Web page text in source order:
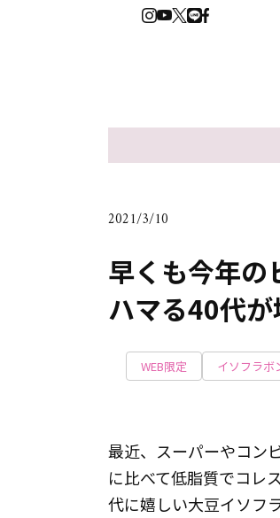
2021/3/10
早くも今年の
ハマる40代
WEB限定 イソフラボ
最近、スーパーやコン
に比べて低脂質でコレ
代に嬉しい大豆イソフ